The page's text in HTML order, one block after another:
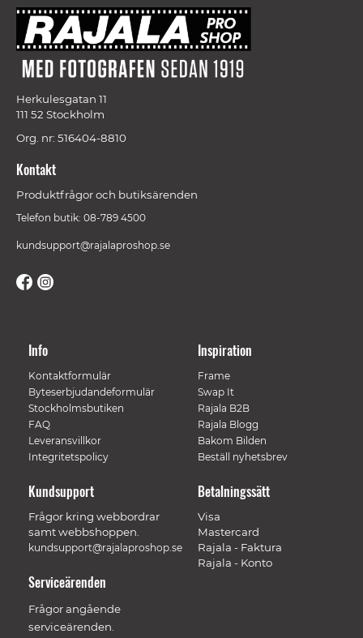
Herkulesgatan 11
111 52 Stockholm
Org. nr: 516404-8810
Kontakt
Produktfrågor och butiksärenden
Telefon butik: 08-789 4500
kundsupport@rajalaproshop.se
Info
Kontaktformulär
Byteserbjudandeformulär
Stockholmsbutiken
FAQ
Leveransvillkor
Integritetspolicy
Inspiration
Frame
Swap It
Rajala B2B
Rajala Blogg
Bakom Bilden
Beställ nyhetsbrev
Betalningssätt
Visa
Mastercard
Rajala - Faktura
Rajala - Konto
Kundsupport
Frågor kring webbordrar
samt webbshoppen.
kundsupport@rajalaproshop.se
Serviceärenden
Frågor angående
serviceärenden.